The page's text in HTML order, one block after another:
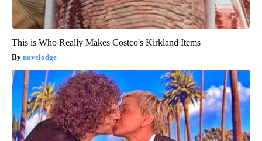
This is Who Really Makes Costco's Kirkland Items
novelodge